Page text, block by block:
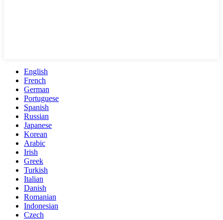
English
French
German
Portuguese
Spanish
Russian
Japanese
Korean
Arabic
Irish
Greek
Turkish
Italian
Danish
Romanian
Indonesian
Czech